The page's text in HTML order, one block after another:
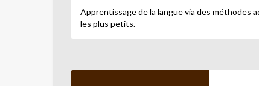
Apprentissage de la langue via des méthodes
les plus petits.